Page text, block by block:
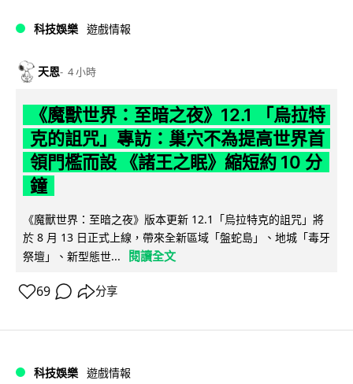
科技娛樂 遊戲情報
天恩 4 小時
《魔獸世界：至暗之夜》12.1 「烏拉特
克的詛咒」專訪：巢穴不為提高世界首
領門檻而設 《諸王之眠》縮短約 10 分
鐘
《魔獸世界：至暗之夜》版本更新 12.1「烏拉特克的詛咒」將
於 8 月 13 日正式上線，帶來全新區域「盤蛇島」、地城「毒牙
祭壇」、新型態世...
閱讀全文
69 分享
科技娛樂 遊戲情報